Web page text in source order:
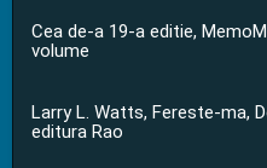
Cea de-a 19-a editie,
volume
Larry L. Watts, Fereste-ma,
editura Rao